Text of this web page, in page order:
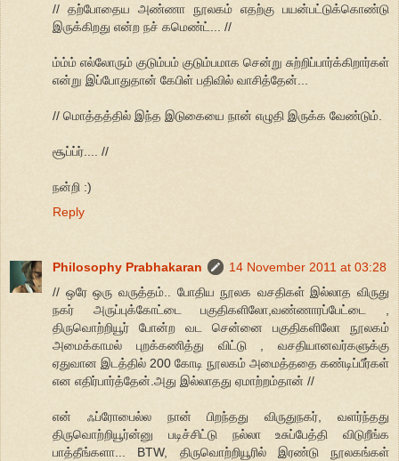
// தற்போதைய அண்ணா நூலகம் எதற்கு பயன்பட்டுக்கொண்டு
இருக்கிறது என்ற நச் கமெண்ட்... //
ம்ம்ம் எல்லோரும் குடும்பம் குடும்பமாக சென்று சுற்றிப்பார்க்கிறார்கள்
என்று இப்போதுதான் கேபிள் பதிவில் வாசித்தேன்...
// மொத்தத்தில் இந்த இடுகையை நான் எழுதி இருக்க வேண்டும்.
சூப்ப்ர்.... //
நன்றி :)
Reply
Philosophy Prabhakaran
14 November 2011 at 03:28
// ஒரே ஒரு வருத்தம்.. போதிய நூலக வசதிகள் இல்லாத விருது
நகர் அருப்புக்கோட்டை பகுதிகளிலோ,வண்ணாரப்பேட்டை ,
திருவொற்றியூர் போன்ற வட சென்னை பகுதிகளிலோ நூலகம்
அமைக்காமல் புறக்கணித்து விட்டு , வசதியானவர்களுக்கு
ஏதுவான இடத்தில் 200 கோடி நூலகம் அமைத்ததை கண்டிப்பீர்கள்
என எதிர்பார்த்தேன்.அது இல்லாதது ஏமாற்றம்தான் //
என் ஃப்ரோபைல்ல நான் பிறந்தது விருதுநகர், வளர்ந்தது
திருவொற்றியூர்ன்னு படிச்சிட்டு நல்லா உசுப்பேத்தி விடுறீங்க
பாத்தீங்களா... BTW, திருவொற்றியூரில் இரண்டு நூலகங்கள்